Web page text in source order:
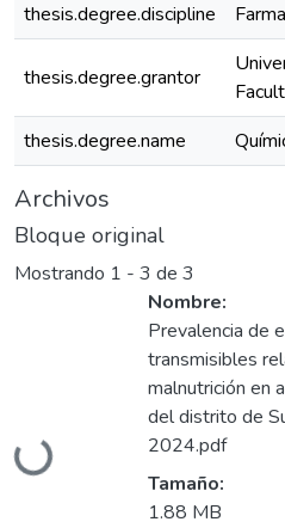
thesis.degree.discipline
thesis.degree.grantor
thesis.degree.name
Archivos
Bloque original
Mostrando 1 - 3 de 3
Cargando...
Nombre:
Prevalencia de
transmisibles
malnutrición en
del distrito de
2024.pdf
Tamaño:
1.88 MB